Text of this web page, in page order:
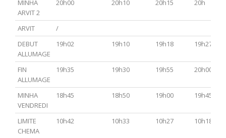
MINHA
ARVIT 2
20h00 20h10 20h15 20h
ARVIT
/
DEBUT
ALLUMAGE
19h02 19h10 19h18 19h27
FIN
ALLUMAGE
19h35 19h30 19h55 20h00
MINHA
VENDREDI
18h45 18h50 19h00 19h45
LIMITE
CHEMA
10h42 10h33 10h27 10h18